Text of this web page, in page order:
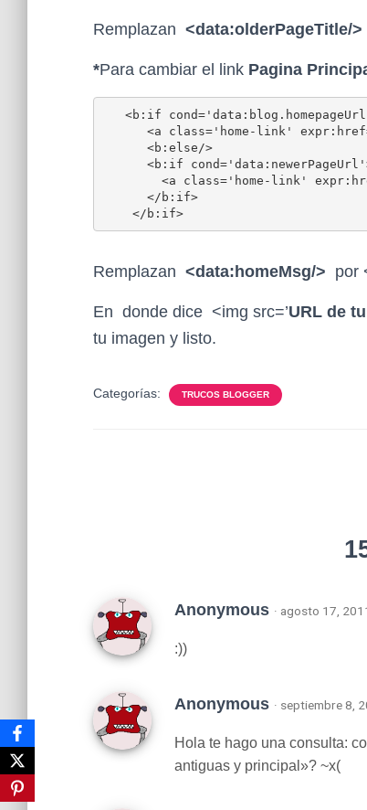
Remplazan <data:olderPageTitle/>
*Para cambiar el link Pagina
<b:if
<a class='home-link'
<b:else/>
<b:if
<a class='home-link'
</b:if>
</b:if>
Remplazan <data:homeMsg/> por
En donde dice <img src=’URL de
tu imagen y listo.
Categorías: TRUCOS BLOGGER
Anonymous · agosto 17,
:))
Anonymous · septiembre 8,
Hola te hago una consulta:
antiguas y principal»? ~x(